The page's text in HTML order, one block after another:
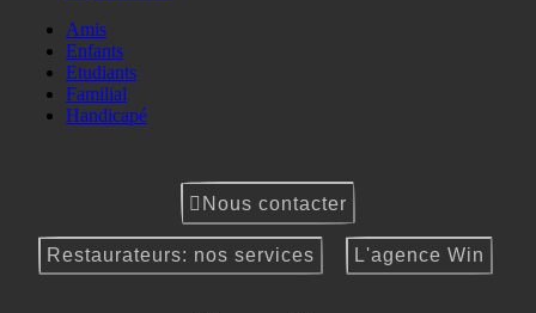
Amis
Enfants
Etudiants
Familial
Handicapé
Nous contacter
Restaurateurs: nos services L'agence Win